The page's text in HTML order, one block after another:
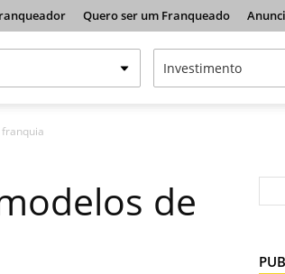
Quero ser um Franqueado
de